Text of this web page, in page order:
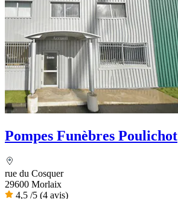
Pompes Funèbres Poulichot
rue du Cosquer
29600 Morlaix
4,5 /5 (4 avis)